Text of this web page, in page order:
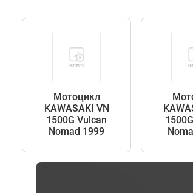
Мотоцикл
KAWASAKI VN
1500G Vulcan
Nomad 1999